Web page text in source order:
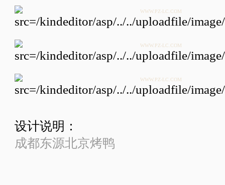
WWW.PZ-LC.COM
WWW.PZ-LC.COM
WWW.PZ-LC.COM
设计说明：
成都东源北京烤鸭